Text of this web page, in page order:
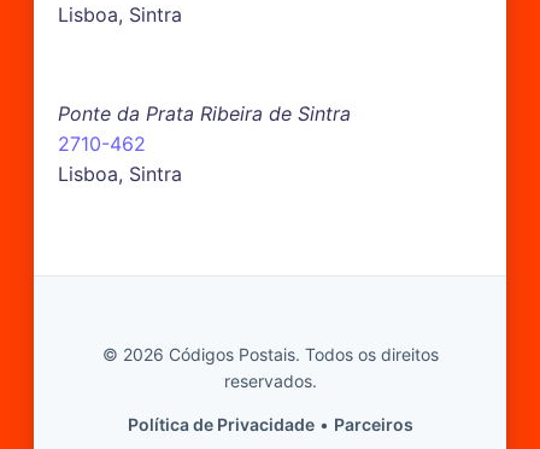
Lisboa, Sintra
Ponte da Prata Ribeira de Sintra
2710-462
Lisboa, Sintra
© 2026 Códigos Postais. Todos os direitos
reservados.
Política de Privacidade• Parceiros